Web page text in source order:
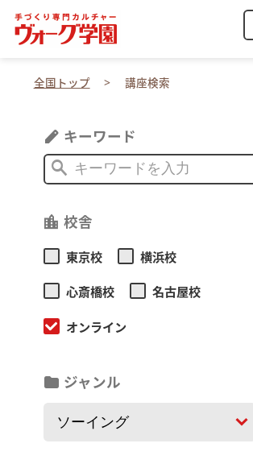
全国トップ 講座検索
edit キーワード
search
location_city 校舎
東京校 横浜校
心斎橋校 名古屋校
オンライン
folder ジャンル